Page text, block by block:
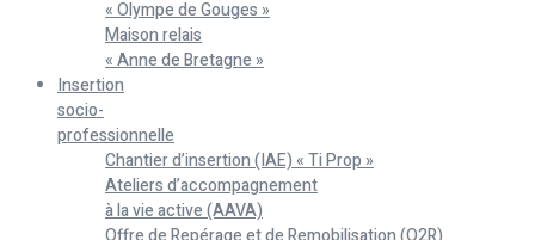
« Olympe de Gouges »
Maison relais
« Anne de Bretagne »
Insertion
socio-
professionnelle
Chantier d’insertion (IAE) « Ti Prop »
Ateliers d’accompagnement
à la vie active (AAVA)